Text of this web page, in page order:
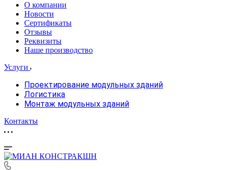
О компании
Новости
Сертификаты
Отзывы
Реквизиты
Наше производство
Услуги
Проектирование модульных зданий
Логистика
Монтаж модульных зданий
Контакты